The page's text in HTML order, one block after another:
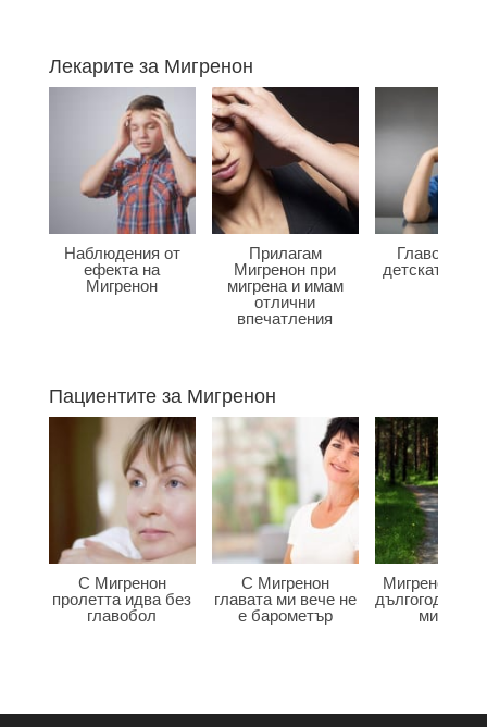
Лекарите за Мигренон
Наблюдения от
ефекта на
Мигренон
Прилагам
Мигренон при
мигрена и имам
отлични
впечатления
детската
Пациентите за Мигренон
С Мигренон
пролетта идва без
главобол
С Мигренон
главата ми вече не
е барометър
Мигренон
мигрена